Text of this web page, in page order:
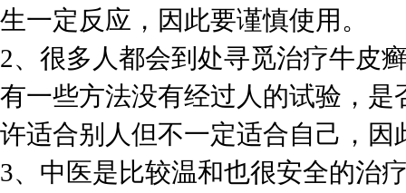
生一定反应，因此要谨慎使用。
2、很多人都会到处寻觅治疗牛皮
有一些方法没有经过人的试验，
许适合别人但不一定适合自己，因
3、中医是比较温和也很安全的治